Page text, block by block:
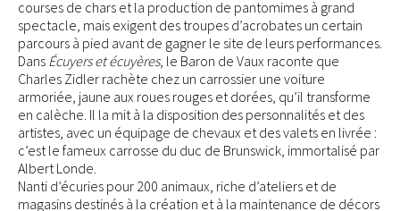
courses de chars et la production de pantomimes à grand
spectacle, mais exigent des troupes d’acrobates un certain
parcours à pied avant de gagner le site de leurs performances.
Dans Écuyers et écuyères, le Baron de Vaux raconte que
Charles Zidler rachète chez un carrossier une voiture
armoriée, jaune aux roues rouges et dorées, qu’il transforme
en calèche. Il la mit à la disposition des personnalités et des
artistes, avec un équipage de chevaux et des valets en livrée :
c’est le fameux carrosse du duc de Brunswick, immortalisé par
Albert Londe.
Nanti d’écuries pour 200 animaux, riche d’ateliers et de
magasins destinés à la création et à la maintenance de décors